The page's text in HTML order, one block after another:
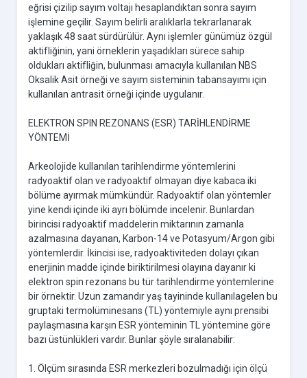
eğrisi çizilip sayım voltajı hesaplandıktan sonra sayım
işlemine geçilir. Sayım belirli aralıklarla tekrarlanarak
yaklaşık 48 saat sürdürülür. Aynı işlemler günümüz özgül
aktifliğinin, yani örneklerin yaşadıkları sürece sahip
oldukları aktifliğin, bulunması amacıyla kullanılan NBS
Oksalik Asit örneği ve sayım sisteminin tabansayımı için
kullanılan antrasit örneği içinde uygulanır.
ELEKTRON SPIN REZONANS (ESR) TARİHLENDİRME
YÖNTEMİ
Arkeolojide kullanılan tarihlendirme yöntemlerini
radyoaktif olan ve radyoaktif olmayan diye kabaca iki
bölüme ayırmak mümkündür. Radyoaktif olan yöntemler
yine kendi içinde iki ayrı bölümde incelenir. Bunlardan
birincisi radyoaktif maddelerin miktarının zamanla
azalmasına dayanan, Karbon-14 ve Potasyum/Argon gibi
yöntemlerdir. İkincisi ise, radyoaktiviteden dolayı çıkan
enerjinin madde içinde biriktirilmesi olayına dayanır ki
elektron spin rezonans bu tür tarihlendirme yöntemlerine
bir örnektir. Uzun zamandır yaş tayininde kullanılagelen bu
gruptaki termolüminesans (TL) yöntemiyle aynı prensibi
paylaşmasına karşın ESR yönteminin TL yöntemine göre
bazı üstünlükleri vardır. Bunlar şöyle sıralanabilir:
1. Ölçüm sırasında ESR merkezleri bozulmadığı için ölçü